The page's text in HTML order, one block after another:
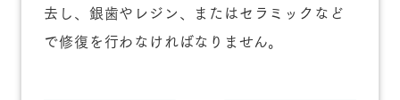
去し、銀歯やレジン、またはセラミックなど
で修復を行わなければなりません。